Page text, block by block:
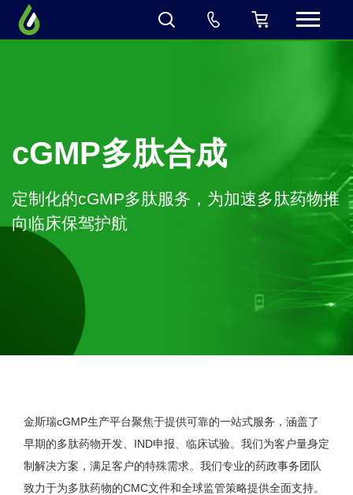
cGMP多肽合成
定制化的cGMP多肽服务，为加速多肽药物推
向临床保驾护航
金斯瑞cGMP生产平台聚焦于提供可靠的一站式服务，涵盖了
早期的多肽药物开发、IND申报、临床试验。我们为客户量身定
制解决方案，满足客户的特殊需求。我们专业的药政事务团队
致力于为多肽药物的CMC文件和全球监管策略提供全面支持。